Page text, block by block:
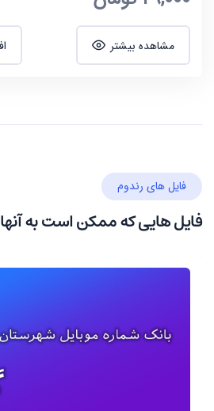
مشاهده بیشتر
فایل های رندوم
فایل هایی که ممکن است به